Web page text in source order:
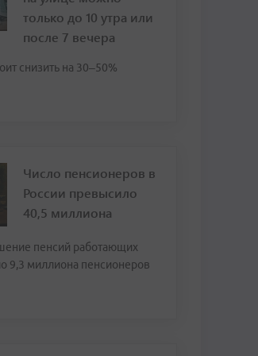
только до 10 утра или
после 7 вечера
снизить на 30–50%
Число пенсионеров в
России превысило
40,5 миллиона
пенсий работающих
9,3 миллиона пенсионеров